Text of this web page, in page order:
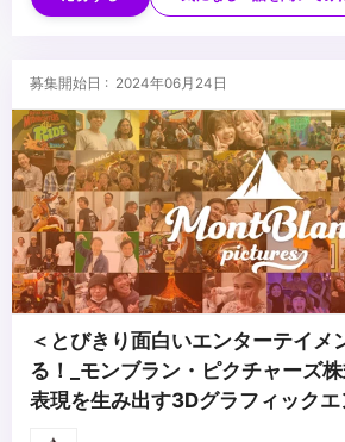
・自身のオリジナル作品の制作経験（学生時
募集開始日 : 2024年06月24日
＜とびきり面白いエンターテイメ
る！_モンブラン・ピクチャーズ
表現を生み出す3Dグラフィックエ